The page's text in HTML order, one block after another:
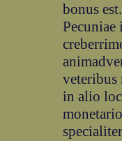
bonus
Pecuniae
veteribus
in alio